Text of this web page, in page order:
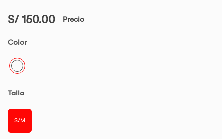
S/ 150.00 Precio
Color
Talla
S/M